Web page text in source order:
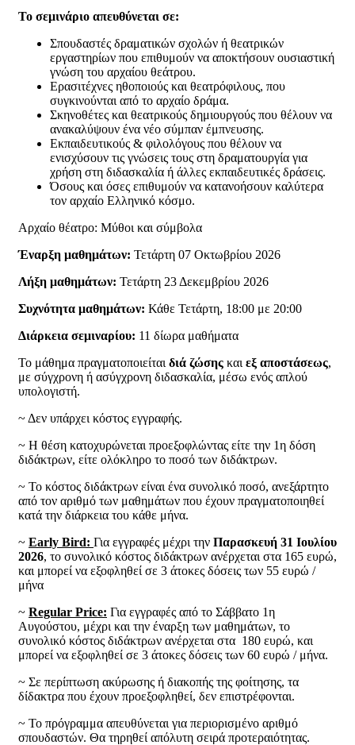
Το σεμινάριο απευθύνεται σε:
Σπουδαστές δραματικών σχολών ή θεατρικών
εργαστηρίων που επιθυμούν να αποκτήσουν ουσιαστική
γνώση του αρχαίου θεάτρου.
Ερασιτέχνες ηθοποιούς και θεατρόφιλους, που
συγκινούνται από το αρχαίο δράμα.
Σκηνοθέτες και θεατρικούς δημιουργούς που θέλουν να
ανακαλύψουν ένα νέο σύμπαν έμπνευσης.
Εκπαιδευτικούς & φιλολόγους που θέλουν να
ενισχύσουν τις γνώσεις τους στη δραματουργία για
χρήση στη διδασκαλία ή άλλες εκπαιδευτικές δράσεις.
Όσους και όσες επιθυμούν να κατανοήσουν καλύτερα
τον αρχαίο Ελληνικό κόσμο.
Αρχαίο θέατρο: Μύθοι και σύμβολα
Έναρξη μαθημάτων: Τετάρτη 07 Οκτωβρίου 2026
Λήξη μαθημάτων: Τετάρτη 23 Δεκεμβρίου 2026
Συχνότητα μαθημάτων: Κάθε Τετάρτη, 18:00 με 20:00
Διάρκεια σεμιναρίου: 11 δίωρα μαθήματα
Το μάθημα πραγματοποιείται διά ζώσης και εξ αποστάσεως,
με σύγχρονη ή ασύγχρονη διδασκαλία, μέσω ενός απλού
υπολογιστή.
~ Δεν υπάρχει κόστος εγγραφής.
~ Η θέση κατοχυρώνεται προεξοφλώντας είτε την 1η δόση
διδάκτρων, είτε ολόκληρο το ποσό των διδάκτρων.
~ Το κόστος διδάκτρων είναι ένα συνολικό ποσό, ανεξάρτητο
από τον αριθμό των μαθημάτων που έχουν πραγματοποιηθεί
κατά την διάρκεια του κάθε μήνα.
~ Early Bird: Για εγγραφές μέχρι την Παρασκευή 31 Ιουλίου
2026, το συνολικό κόστος διδάκτρων ανέρχεται στα 165 ευρώ,
και μπορεί να εξοφληθεί σε 3 άτοκες δόσεις των 55 ευρώ /
μήνα
~ Regular Price: Για εγγραφές από το Σάββατο 1η
Αυγούστου, μέχρι και την έναρξη των μαθημάτων, το
συνολικό κόστος διδάκτρων ανέρχεται στα 180 ευρώ, και
μπορεί να εξοφληθεί σε 3 άτοκες δόσεις των 60 ευρώ / μήνα.
~ Σε περίπτωση ακύρωσης ή διακοπής της φοίτησης, τα
δίδακτρα που έχουν προεξοφληθεί, δεν επιστρέφονται.
~ Το πρόγραμμα απευθύνεται για περιορισμένο αριθμό
σπουδαστών. Θα τηρηθεί απόλυτη σειρά προτεραιότητας.